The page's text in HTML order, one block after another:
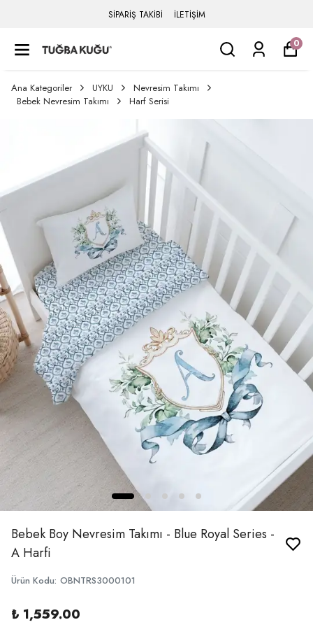
SİPARİŞ TAKİBİ İLETİŞİM
0
Ana Kategoriler UYKU
Nevresim Takımı
Bebek Nevresim Takımı
Harf Serisi
Bebek Boy Nevresim Takımı - Blue Royal Series -
A Harfi
Ürün Kodu: OBNTRS3000101
₺ 1,559.00